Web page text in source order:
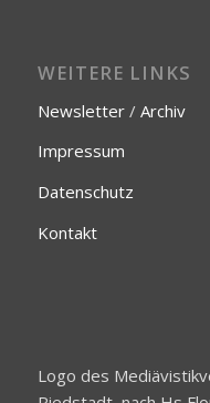
WEITERE LINKS
Newsletter/ Archiv
Impressum
Datenschutz
Kontakt
Logo des